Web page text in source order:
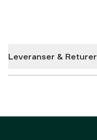
Leveranser & Returer